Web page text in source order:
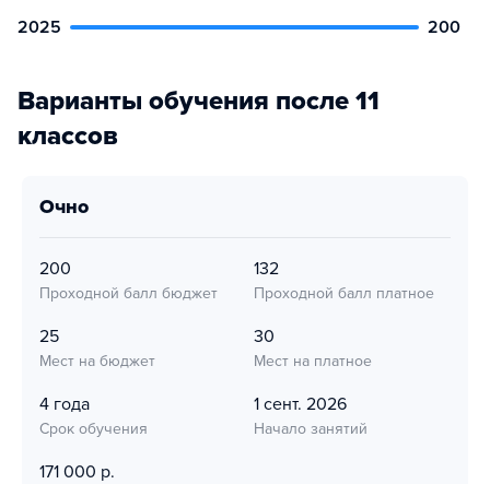
2025
200
Варианты обучения после 11
классов
очно
200
Проходной балл бюджет
132
Проходной балл платное
25
Мест на бюджет
30
Мест на платное
4 года
Срок обучения
1 сент. 2026
Начало занятий
171 000 р.